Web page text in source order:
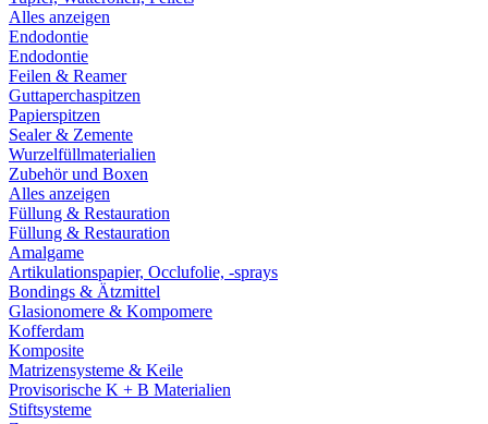
Alles anzeigen
Endodontie
Endodontie
Feilen & Reamer
Guttaperchaspitzen
Papierspitzen
Sealer & Zemente
Wurzelfüllmaterialien
Zubehör und Boxen
Alles anzeigen
Füllung & Restauration
Füllung & Restauration
Amalgame
Artikulationspapier, Occlufolie, -sprays
Bondings & Ätzmittel
Glasionomere & Kompomere
Kofferdam
Komposite
Matrizensysteme & Keile
Provisorische K + B Materialien
Stiftsysteme